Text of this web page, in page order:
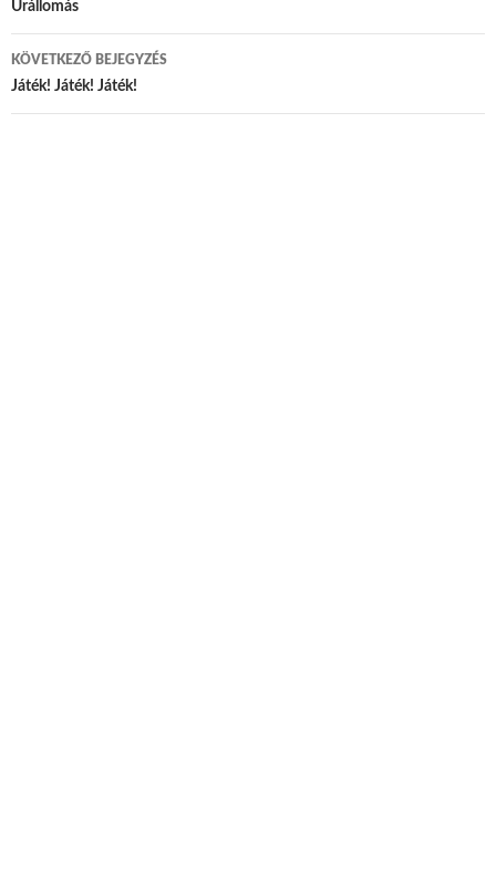
Bejegyzés navigáció
Űrállomás
KÖVETKEZŐ BEJEGYZÉS
Játék! Játék! Játék!